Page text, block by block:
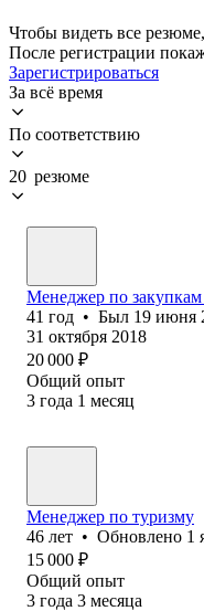
Чтобы видеть все
После регистрации
Зарегистрироваться
За всё время
По соответствию
20 резюме
Менеджер по
41 год • Был 19 июня
31 октября 2018
20 000 ₽
Общий опыт
3 года 1 месяц
Менеджер по туризму
46 лет • Обновлено 1
15 000 ₽
Общий опыт
3 года 3 месяца